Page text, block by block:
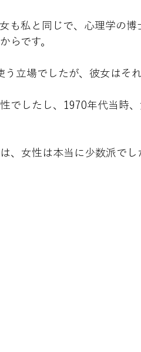
も私と同じで、心理学の
らです。
う立場でしたが、彼女はそ
でしたし、1970年代当時
、女性は本当に少数派でし